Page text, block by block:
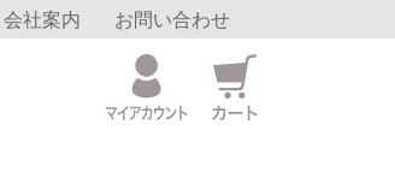
会社案内 お問い合わせ